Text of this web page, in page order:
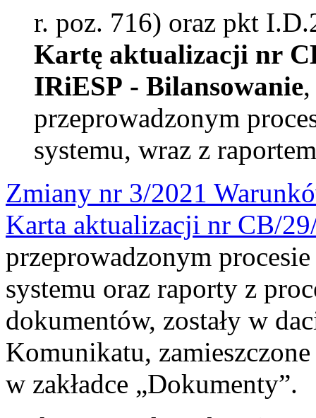
r. poz. 716) oraz pkt
Kartę aktualizacji nr
IRiESP - Bilansowanie
przeprowadzonym
systemu, wraz z
Zmiany nr 3/2021
Karta aktualizacji nr CB/
przeprowadzonym
systemu oraz raporty z
dokumentów, zostały w
Komunikatu,
w zakładce „Dokumenty”.